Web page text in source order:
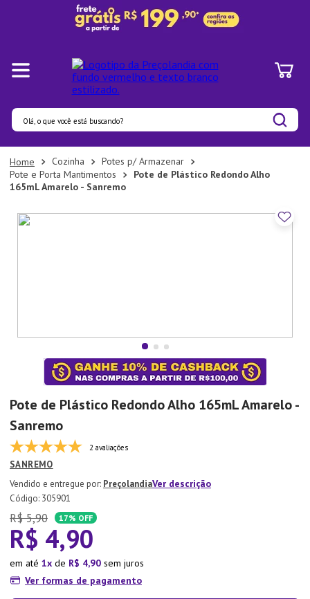
Olá, o que você está buscando?
Cozinha
Potes p/ Armazenar
Pote e Porta Mantimentos
Pote de Plástico Redondo Alho
165mL Amarelo - Sanremo
Pote de Plástico Redondo Alho 165mL Amarelo -
Sanremo
2 avaliações
SANREMO
PreçolandiaVer descrição
: 305901
R$ 5,90 17% OFF
R$ 4,90
em até 1 de R$ 4,90 sem juros
Ver formas de pagamento
Termos mais buscados
1 º
Pratos
3
Aparelho Jantar